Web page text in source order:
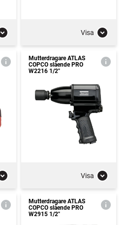
Visa
Mutterdragare ATLAS
COPCO slående PRO
W2216 1/2"
Visa
Mutterdragare ATLAS
COPCO slående PRO
W2915 1/2"